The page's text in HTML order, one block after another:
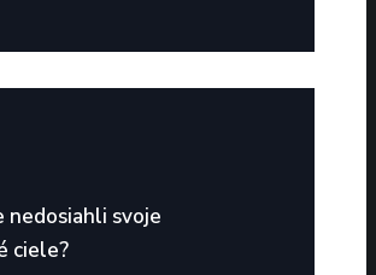
nedosiahli svoje
ciele?